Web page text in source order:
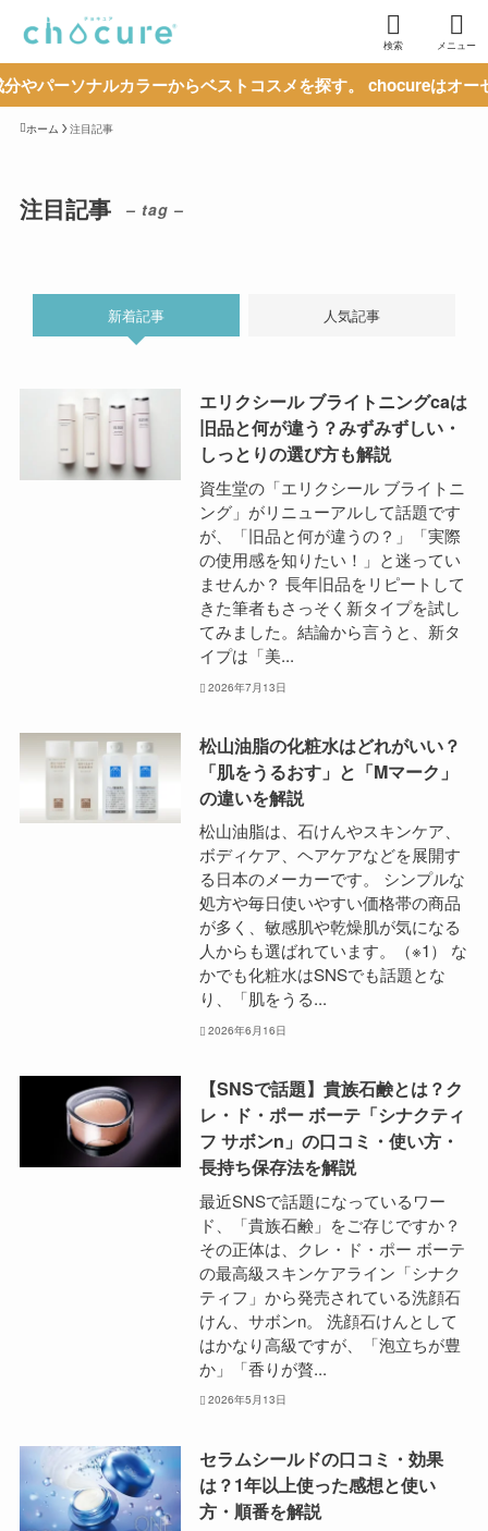
検索 メニュー
ソナルカラーからベストコスメを探す。 chocureはオーセンテ
ホーム 注目記事
注目記事 – tag –
新着記事 人気記事
エリクシール ブライトニングcaは
旧品と何が違う？みずみずしい・
しっとりの選び方も解説
資生堂の「エリクシール ブライトニ
ング」がリニューアルして話題です
が、「旧品と何が違うの？」「実際
の使用感を知りたい！」と迷ってい
ませんか？ 長年旧品をリピートして
きた筆者もさっそく新タイプを試し
てみました。結論から言うと、新タ
イプは「美...
2026年7月13日
松山油脂の化粧水はどれがいい？
「肌をうるおす」と「Mマーク」
の違いを解説
松山油脂は、石けんやスキンケア、
ボディケア、ヘアケアなどを展開す
る日本のメーカーです。 シンプルな
処方や毎日使いやすい価格帯の商品
が多く、敏感肌や乾燥肌が気になる
人からも選ばれています。（※1） な
かでも化粧水はSNSでも話題とな
り、「肌をうる...
2026年6月16日
【SNSで話題】貴族石鹸とは？ク
レ・ド・ポー ボーテ「シナクティ
フ サボンn」の口コミ・使い方・
長持ち保存法を解説
最近SNSで話題になっているワー
ド、「貴族石鹸」をご存じですか？
その正体は、クレ・ド・ポー ボーテ
の最高級スキンケアライン「シナク
ティフ」から発売されている洗顔石
けん、サボンn。 洗顔石けんとして
はかなり高級ですが、「泡立ちが豊
か」「香りが贅...
2026年5月13日
セラムシールドの口コミ・効果
は？1年以上使った感想と使い
方・順番を解説